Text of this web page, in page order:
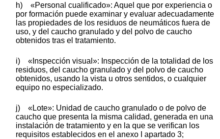
h) «Personal cualificado»: Aquel que por experiencia o
por formación puede examinar y evaluar adecuadamente
las propiedades de los residuos de neumáticos fuera de
uso, y del caucho granulado y del polvo de caucho
obtenidos tras el tratamiento.
i) «Inspección visual»: Inspección de la totalidad de los
residuos, del caucho granulado y del polvo de caucho
obtenidos, usando la vista u otros sentidos, o cualquier
equipo no especializado.
j) «Lote»: Unidad de caucho granulado o de polvo de
caucho que presenta la misma calidad, generada en una
instalación de tratamiento y en la que se verifican los
requisitos establecidos en el anexo I apartado 3;